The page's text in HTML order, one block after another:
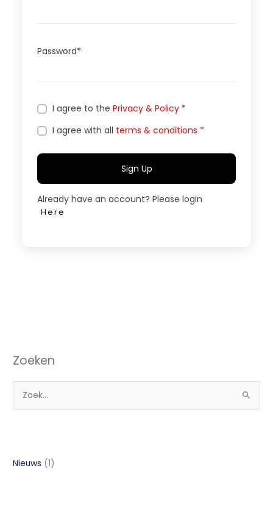
Password*
I agree to thePrivacy & Policy *
I agree with all terms & conditions *
Sign Up
Already have an account? Please login
Here
Zoeken
o
n
Nieuws (1)